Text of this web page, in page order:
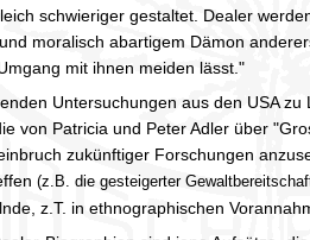
schwieriger gestaltet. Dealer
moralisch abartigem Dämon
mit ihnen meiden lässt."
Untersuchungen aus den USA
von Patricia und Peter Adler über
zukünftiger Forschungen
(z.B. die gesteigerter
z.T. in ethnographischen